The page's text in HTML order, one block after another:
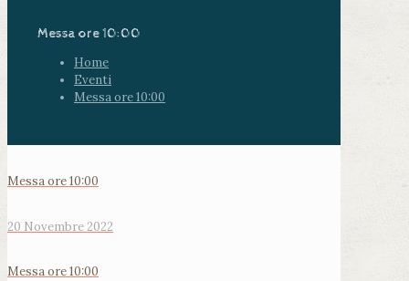
Messa ore 10:00
Home
Eventi
Messa ore 10:00
Messa ore 10:00
20 Novembre 2022
Messa ore 10:00